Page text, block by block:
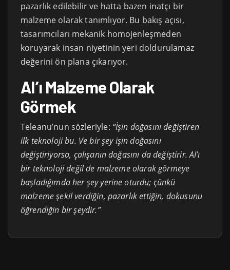
pazarlık edilebilir ve hatta bazen inatçı bir
malzeme olarak tanımlıyor. Bu bakış açısı,
tasarımcıları mekanik homojenleşmeden
koruyarak insan niyetinin yeri doldurulamaz
değerini ön plana çıkarıyor.
AI’ı Malzeme Olarak
Görmek
Teleanu’nun sözleriyle: “İşin doğasını değiştiren
ilk teknoloji bu. Ve bir şey işin doğasını
değiştiriyorsa, çalışanın doğasını da değiştirir. AI’ı
bir teknoloji değil de malzeme olarak görmeye
başladığımda her şey yerine oturdu; çünkü
malzeme şekil verdiğin, pazarlık ettiğin, dokusunu
öğrendiğin bir şeydir.”